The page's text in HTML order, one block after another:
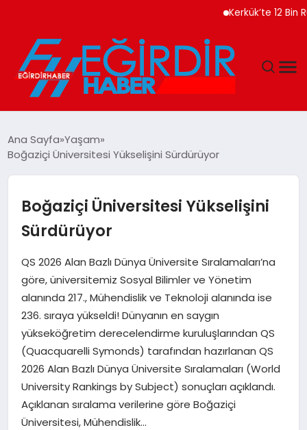
Kerkük’te 12 Bin
EĞITIM
EKONOMI
GÜNDEM
MAGAZIN
SIYASET
SPOR
TEKNOLOJI
YAŞAM
Ana Sayfa Yaşam
Boğaziçi Üniversitesi Yükselişini Sürdürüyor
Boğaziçi Üniversitesi Yükselişini
Sürdürüyor
QS 2026 Alan Bazlı Dünya Üniversite Sıralamaları’na
göre, üniversitemiz Sosyal Bilimler ve Yönetim
alanında 217., Mühendislik ve Teknoloji alanında ise
236. sıraya yükseldi! Dünyanın en saygın
yükseköğretim derecelendirme kuruluşlarından QS
(Quacquarelli Symonds) tarafından hazırlanan QS
2026 Alan Bazlı Dünya Üniversite Sıralamaları (World
University Rankings by Subject) sonuçları açıklandı.
Açıklanan sıralama verilerine göre Boğaziçi
Üniversitesi, Mühendislik…